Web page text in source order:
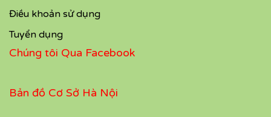
Điều khoản sử dụng
Tuyển dụng
Chúng tôi Qua Facebook
Bản đồ Cơ Sở Hà Nội